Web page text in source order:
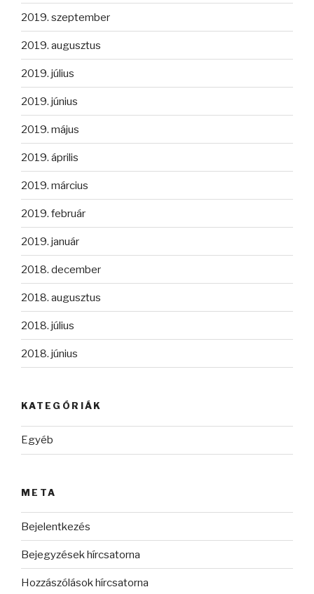
2019. szeptember
2019. augusztus
2019. július
2019. június
2019. május
2019. április
2019. március
2019. február
2019. január
2018. december
2018. augusztus
2018. július
2018. június
KATEGÓRIÁK
Egyéb
META
Bejelentkezés
Bejegyzések hírcsatorna
Hozzászólások hírcsatorna